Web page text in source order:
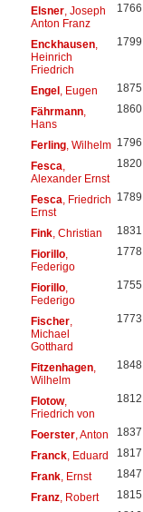
Elsner, Joseph
Anton Franz
1766
Enckhausen,
Heinrich
Friedrich
1799
Engel, Eugen 1875
Fährmann,
Hans
1860
Ferling, Wilhelm 1796
Fesca
Alexander Ernst
1820
Fesca , Friedrich
Ernst
1789
Fink, Christian 1831
Fiorillo,
Federigo
1778
Fiorillo,
Federigo
1755
Fischer,
Michael
Gotthard
1773
Fitzenhagen,
Wilhelm
1848
Flotow,
Friedrich von
1812
Foerster, Anton 1837
Franck, Eduard 1817
Frank, Ernst 1847
Franz, Robert 1815